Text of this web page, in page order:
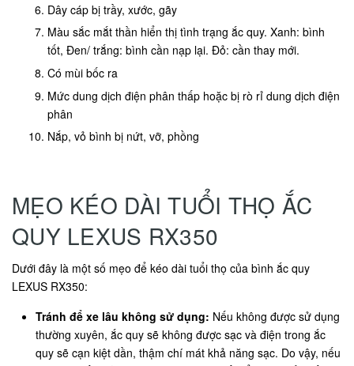
Dây cáp bị trầy, xước, gãy
Màu sắc mắt thần hiển thị tình trạng ắc quy. Xanh: bình
tốt, Đen/ trắng: bình cần nạp lại. Đỏ: cần thay mới.
Có mùi bốc ra
Mức dung dịch điện phân thấp hoặc bị rò rỉ dung dịch điện
phân
Nắp, vỏ bình bị nứt, vỡ, phồng
MẸO KÉO DÀI TUỔI THỌ ẮC
QUY LEXUS RX350
Dưới đây là một số mẹo để kéo dài tuổi thọ của bình ắc quy
LEXUS RX350:
Tránh để xe lâu không sử dụng: Nếu không được sử dụng
thường xuyên, ắc quy sẽ không được sạc và điện trong ắc
quy sẽ cạn kiệt dần, thậm chí mát khả năng sạc. Do vậy, nếu